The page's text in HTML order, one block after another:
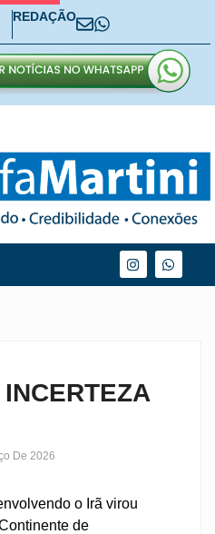
REDAÇÃO
De 2026
o Irã virou
de